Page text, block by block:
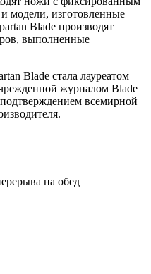
модели, изготовленные
Blade производят
выполненные
Blade стала лауреатом
журналом Blade
всемирной
на обед